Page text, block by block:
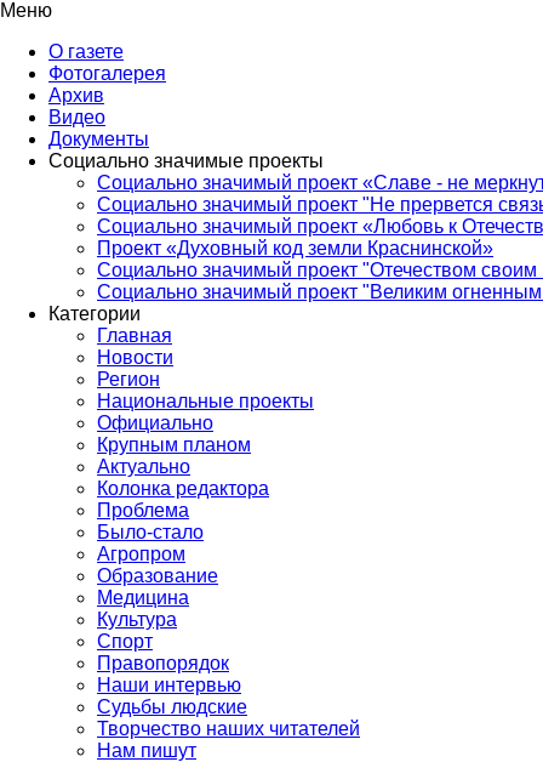
Меню
О газете
Фотогалерея
Архив
Видео
Документы
Социально значимые проекты
Социально значимый проект «Славе - не
Социально значимый проект "Не прервется
Социально значимый проект «Любовь к
Проект «Духовный код земли Краснинской»
Социально значимый проект "Отечеством своим
Социально значимый проект "Великим
Категории
Главная
Новости
Регион
Национальные проекты
Официально
Крупным планом
Актуально
Колонка редактора
Проблема
Было-стало
Агропром
Образование
Медицина
Культура
Спорт
Правопорядок
Наши интервью
Судьбы людские
Творчество наших читателей
Нам пишут